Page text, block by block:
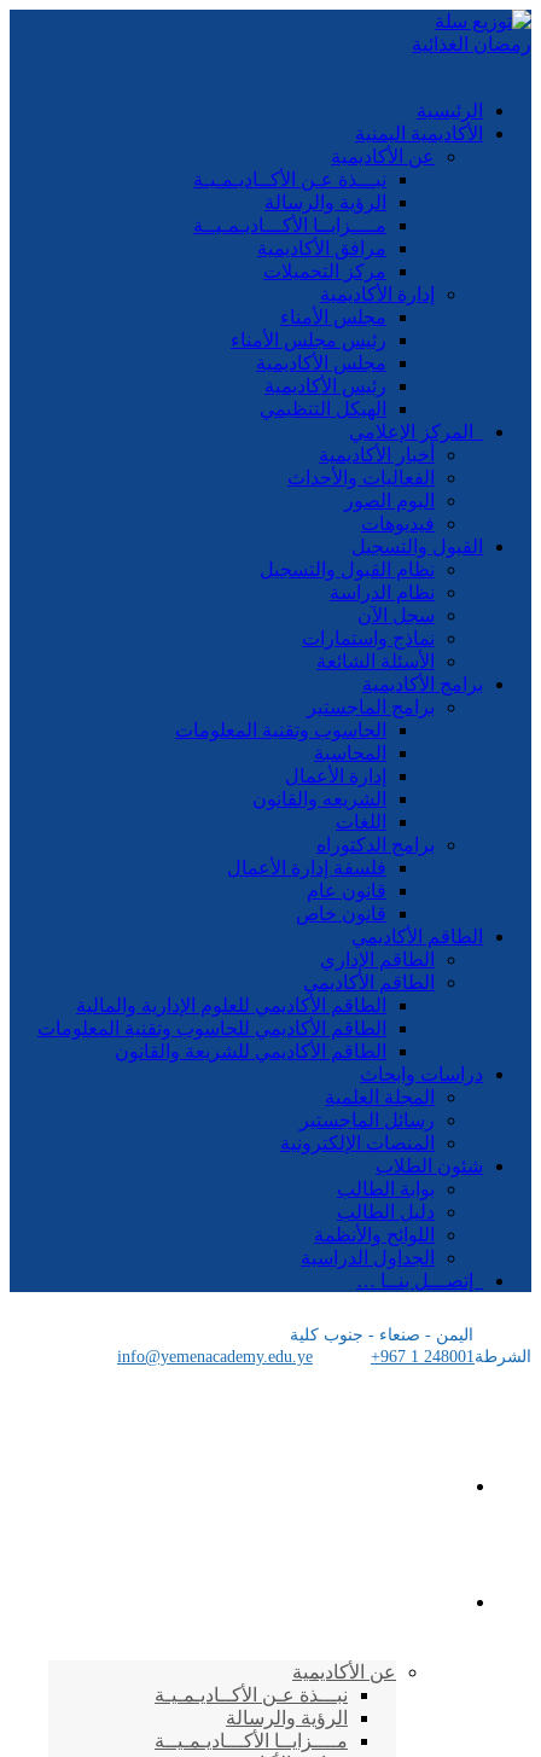
الرئيسية
الأكاديمية اليمنية
عن الأكاديمية
نبـــذة عـن الأكــاديـمـيـة
الرؤية والرسالة
مــــزايــا الأكـــاديـمـيــة
مرافق الأكاديمية
مركز التحميلات
إدارة الأكاديمية
مجلس الأمناء
رئيس مجلس الأمناء
مجلس الأكاديمية
رئيس الأكاديمية
الهيكل التنظيمي
المركز الإعلامي
أخبار الأكاديمية
الفعاليات والأحداث
البوم الصور
فيديوهات
القبول والتسجيل
نظام القبول والتسجيل
نظام الدراسة
سجل الآن
نماذج واستمارات
الأسئلة الشائعة
برامج الأكاديمية
برامج الماجستير
الحاسوب وتقنية المعلومات
المحاسبة
إدارة الأعمال
الشريعه والقانون
اللغات
برامج الدكتوراه
فلسفة إدارة الأعمال
قانون عام
قانون خاص
الطاقم الأكاديمي
الطاقم الإداري
الطاقم الأكاديمي
الطاقم الأكاديمي للعلوم الإدارية والمالية
الطاقم الأكاديمي للحاسوب وتقنية المعلومات
الطاقم الأكاديمي للشريعة والقانون
دراسات وابحاث
المجلة العلمية
رسائل الماجستير
المنصات الإلكترونية
شئون الطلاب
بوابة الطالب
دليل الطالب
اللوائح والأنظمة
الجداول الدراسية
إتصـــل بنــا …
اليمن - صنعاء - جنوب كلية
الشرطة
info@yemenacademy.edu.ye +967 1 248001
عن الأكاديمية
نبـــذة عـن الأكــاديـمـيـة
الرؤية والرسالة
مــــزايــا الأكـــاديـمـيــة